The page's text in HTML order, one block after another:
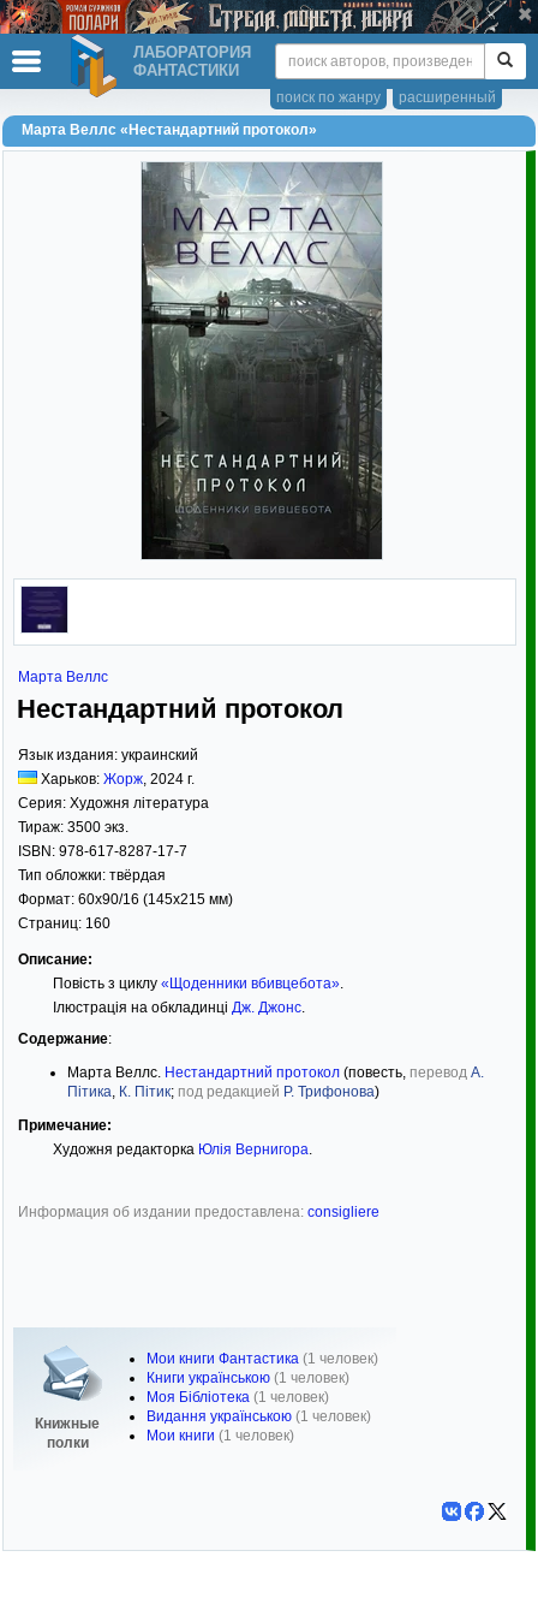
ЛАБОРАТОРИЯ
ФАНТАСТИКИ
расширенный
поиск по жанру
Марта Веллс «Нестандартний протокол»
Марта Веллс
Нестандартний протокол
Язык издания: украинский
Харьков: Жорж, 2024 г.
Серия: Художня література
Тираж: 3500 экз.
ISBN: 978-617-8287-17-7
Тип обложки: твёрдая
Формат: 60x90/16 (145x215 мм)
Страниц: 160
Описание:
Повість з циклу «Щоденники вбивцебота».
Ілюстрація на обкладинці Дж. Джонс.
Содержание:
Марта Веллс. Нестандартний протокол (повесть, перевод А.
Пітика, К. Пітик; под редакцией Р. Трифонова)
Примечание:
Художня редакторка Юлія Вернигора.
Информация об издании предоставлена: consigliere
Книжные
полки
Мои книги Фантастика (1 человек)
Книги українською (1 человек)
Моя Бібліотека (1 человек)
Видання українською (1 человек)
Мои книги (1 человек)